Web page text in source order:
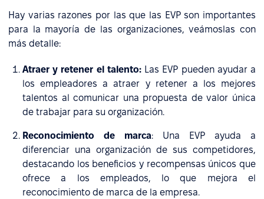
Hay varias razones por las que las EVP son importantes
para la mayoría de las organizaciones, veámoslas con
más detalle:
Atraer y retener el talento:Las EVP pueden ayudar a
los empleadores a atraer y retener a los mejores
talentos al comunicar una propuesta de valor única
de trabajar para su organización.
Reconocimiento de marca: Una EVP ayuda a
diferenciar una organización de sus competidores,
destacando los beneficios y recompensas únicos que
ofrece a los empleados, lo que mejora el
reconocimiento de marca de la empresa.